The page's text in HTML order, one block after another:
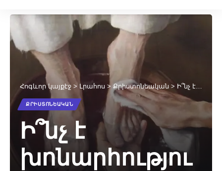
Հոգևոր կայքէջ > Լրահոս > Քրիստոնեական > Ի՞նչ է խոնարհությունը
ՔՐԻՍՏՈՆԵԱԿԱՆ
Ի՞նչ է
խոնարհությու